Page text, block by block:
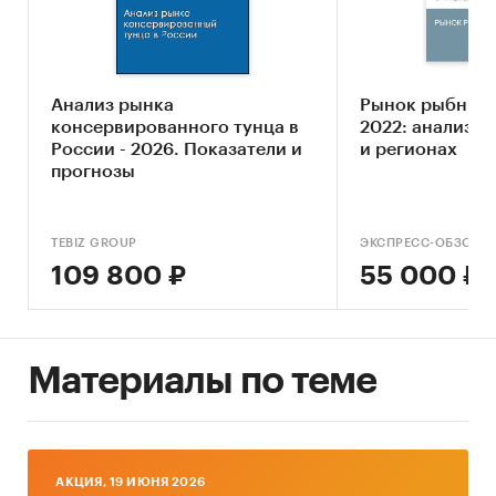
Основные блоки исследования:
Ключевые компоненты рынка рыбных
пресервов
Экономические характеристики рынка
Оценка степени конкуренции
Прогнозы отрасли
Источники информации:
Анализ рынка
консервированного тунца в
России - 2026. Показатели и
прогнозы
TEBIZ GROUP
109 800 ₽
Рынок рыбных
2022: анализ
и регионах
ЭКСПРЕСС-ОБЗОР
55 000 ₽
Материалы по теме
AКЦИЯ, 19 ИЮНЯ 2026